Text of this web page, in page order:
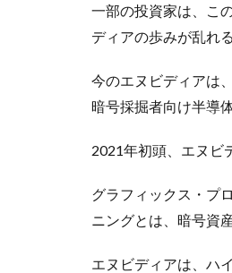
一部の投資家は、こ
ディアの歩みが乱れ
今のエヌビディアは
暗号採掘者向け半導
2021年初頭、エヌビ
グラフィックス・プ
ニングとは、暗号資
エヌビディアは、ハ